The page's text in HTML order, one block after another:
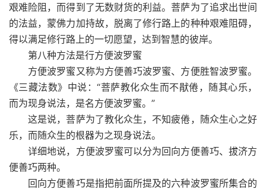
艰难险阻，而得到了无数财货的利益。菩萨为了追求出世间
的法益，蒙佛力加持故，脱离了修行路上的种种艰难阻碍，
得以满足修行路上的一切愿望，达到智慧的彼岸。
第八种方法是行方便波罗蜜
方便波罗蜜又称为方便善巧波罗蜜、方便胜智波罗蜜。
《三藏法数》中说：“菩萨教化众生而不猒倦，随其心乐，
而为现身说法，是名方便波罗蜜。”
这是说，菩萨为了教化众生，不知疲倦，随众生心之好
乐，而随众生的根器为之现身说法。
详细地说，方便波罗蜜可以分为回向方便善巧、拔济方
便善巧两种。
回向方便善巧是指把前面所提及的六种波罗蜜所集合的